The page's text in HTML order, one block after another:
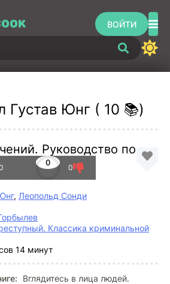
ВОЙТИ
Густав Юнг ( 10 📚)
Руководство по
0
0
, Леопольд Сонди
Классика криминальной
14 минут
Вглядитесь в лица людей.